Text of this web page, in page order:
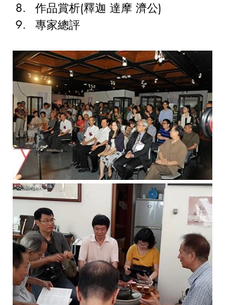
作品賞析(釋迦 達摩 濟公)
專家總評